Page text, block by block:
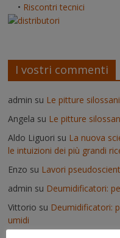
• Riscontri tecnici
I vostri commenti
admin su Le pitture
Angela su Le pitture
Aldo Liguori su La nuova
le intuizioni dei più grandi
Enzo su Lavori
admin su Deumidificatori:
Vittorio su Deumidificatori:
umidi